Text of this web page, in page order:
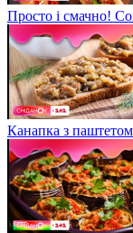
Просто і смачно!
Канапка з паштетом